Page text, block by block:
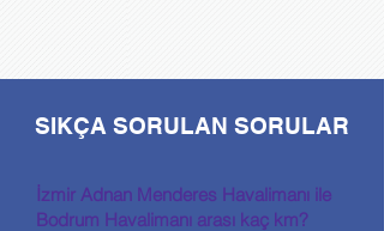
SIKÇA SORULAN SORULAR
İzmir Adnan Menderes Havalimanı ile
Bodrum Havalimanı arası kaç km?